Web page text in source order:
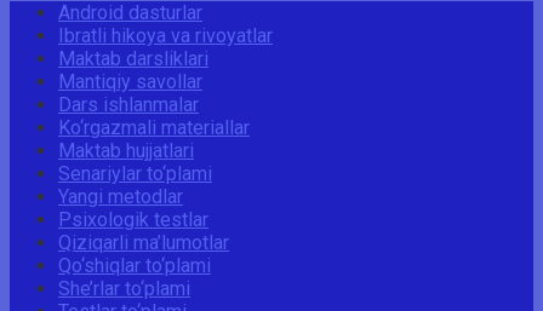
Android dasturlar
Ibratli hikoya va rivoyatlar
Maktab darsliklari
Mantiqiy savollar
Dars ishlanmalar
Ko‘rgazmali materiallar
Maktab hujjatlari
Senariylar to‘plami
Yangi metodlar
Psixologik testlar
Qiziqarli ma’lumotlar
Qo‘shiqlar to‘plami
She’rlar to‘plami